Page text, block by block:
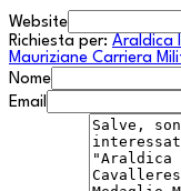
Website
Richiesta per: Araldica
Mauriziane Carriera
Nome
Email